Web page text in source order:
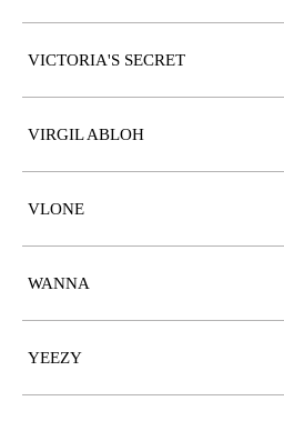
VICTORIA'S SECRET
VIRGIL ABLOH
VLONE
WANNA
YEEZY